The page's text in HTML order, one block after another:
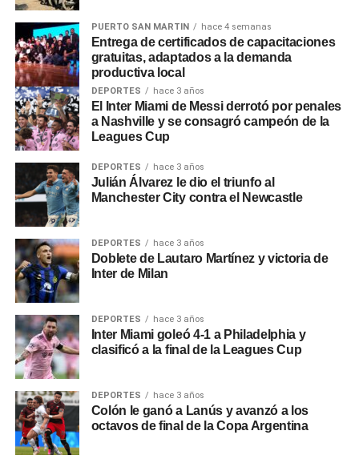
referencia a la compañía X.com que fundó en 1999, una
versión posterior de esta se convirtió en PayPal.
La aplicación aún podría funcionar como una plataforma
social y también incluir mensajería y pagos móviles.
Musk ya hizo que la casa matriz de Twitter se llame X
Corporation.
Se estima que Twitter tiene alrededor de 200 millones de
usuarios activos diarios, pero ha sufrido repetidas fallas
técnicas.
Desde que Musk adquirió la red social, muchos usuarios y
anunciantes han respondido negativamente a los nuevos
costos de servicios que eran gratuitos, así como al
regreso de cuentas de derecha que habían sido vetadas.
A inicios del mes, Musk dijo que la plataforma perdió casi
la mitad de sus ingresos por publicidad desde octubre.
Meta, casa matriz de Facebook, lanzó a principios de mes
su propia plataforma basada en texto, llamada Threads,
que tiene hasta 150 millones de usuarios, según algunas
estimaciones.
PUERTO SAN MARTIN hace 4 semanas
Entrega de certificados de capacitaciones
gratuitas, adaptados a la demanda
productiva local
DEPORTES hace 3 años
El Inter Miami de Messi derrotó por penales
a Nashville y se consagró campeón de la
Leagues Cup
DEPORTES hace 3 años
Julián Álvarez le dio el triunfo al
Manchester City contra el Newcastle
DEPORTES hace 3 años
Doblete de Lautaro Martínez y victoria de
Inter de Milan
DEPORTES hace 3 años
Inter Miami goleó 4-1 a Philadelphia y
clasificó a la final de la Leagues Cup
DEPORTES hace 3 años
Colón le ganó a Lanús y avanzó a los
octavos de final de la Copa Argentina